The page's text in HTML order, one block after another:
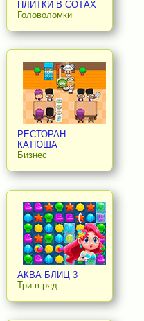
ПЛИТКИ В СОТАХ
Головоломки
РЕСТОРАН
КАТЮША
Бизнес
АКВА БЛИЦ 3
Три в ряд